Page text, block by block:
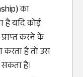
का
है यदि कोई
प्राप्‍त करने के
करता है तो उस
है।